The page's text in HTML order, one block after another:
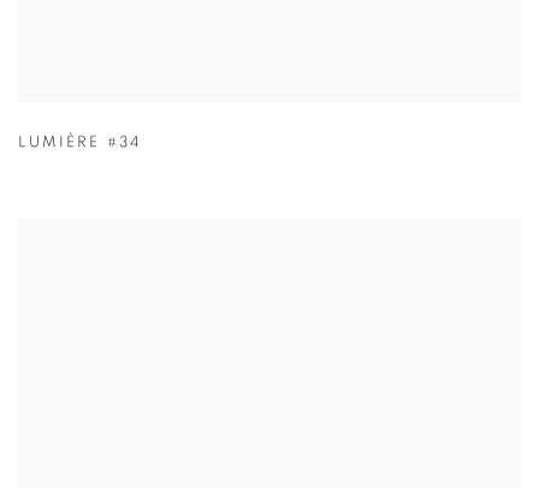
LUMIÈRE #34